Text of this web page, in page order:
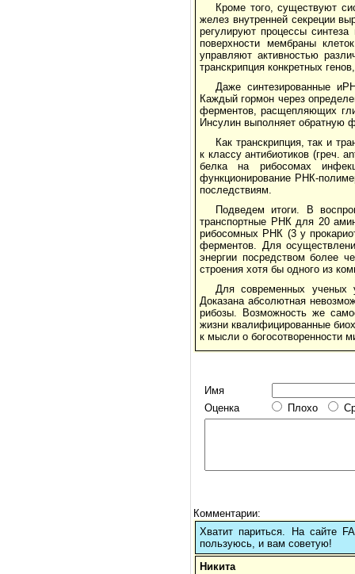
Кроме того, существуют
желез внутренней секреции
регулируют процессы
поверхности мембраны
управляют активностью
транскрипция конкретных
Даже синтезированные
Каждый гормон через
ферментов, расщепляющих
Инсулин выполняет обратную
Как транскрипция, так и
к классу антибиотиков (греч.
белка на рибосомах
функционирование РНК-
последствиям.
Подведем итоги. В
транспортные РНК для 20
рибосомных РНК (3 у
ферментов. Для
энергии посредством более
строения хотя бы одного из
Для современных ученых
Доказана абсолютная
рибозы. Возможность же
жизни квалифицированные
к мысли о богосотворенности
Имя
Оценка
Плохо
Комментарии:
Хватит париться. На сайте
пользуюсь, и вам советую!
Никита